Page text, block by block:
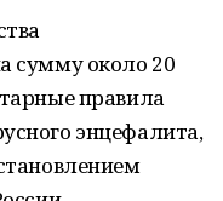
сумму около 20
правила
энцефалита,